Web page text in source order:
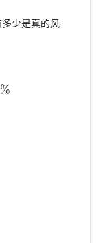
少是真的风
%